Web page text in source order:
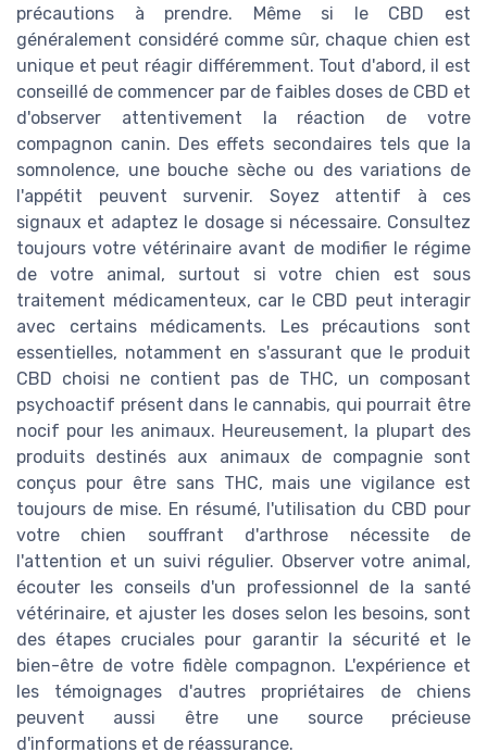
précautions à prendre. Même si le CBD est
généralement considéré comme sûr, chaque chien est
unique et peut réagir différemment. Tout d'abord, il est
conseillé de commencer par de faibles doses de CBD et
d'observer attentivement la réaction de votre
compagnon canin. Des effets secondaires tels que la
somnolence, une bouche sèche ou des variations de
l'appétit peuvent survenir. Soyez attentif à ces
signaux et adaptez le dosage si nécessaire. Consultez
toujours votre vétérinaire avant de modifier le régime
de votre animal, surtout si votre chien est sous
traitement médicamenteux, car le CBD peut interagir
avec certains médicaments. Les précautions sont
essentielles, notamment en s'assurant que le produit
CBD choisi ne contient pas de THC, un composant
psychoactif présent dans le cannabis, qui pourrait être
nocif pour les animaux. Heureusement, la plupart des
produits destinés aux animaux de compagnie sont
conçus pour être sans THC, mais une vigilance est
toujours de mise. En résumé, l'utilisation du CBD pour
votre chien souffrant d'arthrose nécessite de
l'attention et un suivi régulier. Observer votre animal,
écouter les conseils d'un professionnel de la santé
vétérinaire, et ajuster les doses selon les besoins, sont
des étapes cruciales pour garantir la sécurité et le
bien-être de votre fidèle compagnon. L'expérience et
les témoignages d'autres propriétaires de chiens
peuvent aussi être une source précieuse
d'informations et de réassurance.